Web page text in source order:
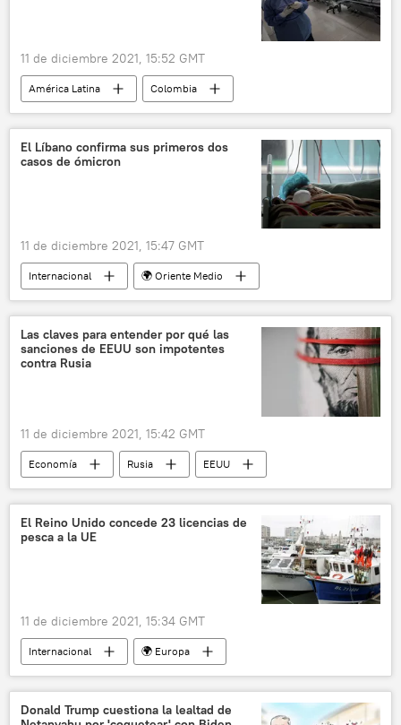
11 de diciembre 2021, 15:52 GMT
América Latina
Colombia
vacunación contra el COVID-19
migración
El Líbano confirma sus primeros dos
casos de ómicron
11 de diciembre 2021, 15:47 GMT
Internacional
🌍 Oriente Medio
Líbano
pandemia de coronavirus
ómicron (variante de SARS-CoV-2)
Las claves para entender por qué las
sanciones de EEUU son impotentes
contra Rusia
11 de diciembre 2021, 15:42 GMT
Economía Rusia
EEUU
sanciones
📈 Mercados y finanzas
Nord Stream 2
El Reino Unido concede 23 licencias de
pesca a la UE
11 de diciembre 2021, 15:34 GMT
Internacional
🌍 Europa
Reino Unido
Brexit
pesca
Unión Europea (UE)
Donald Trump cuestiona la lealtad de